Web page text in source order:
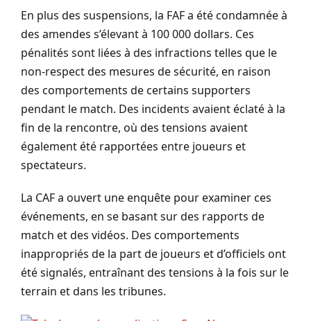
En plus des suspensions, la FAF a été condamnée à
des amendes s’élevant à 100 000 dollars. Ces
pénalités sont liées à des infractions telles que le
non-respect des mesures de sécurité, en raison
des comportements de certains supporters
pendant le match. Des incidents avaient éclaté à la
fin de la rencontre, où des tensions avaient
également été rapportées entre joueurs et
spectateurs.
La CAF a ouvert une enquête pour examiner ces
événements, en se basant sur des rapports de
match et des vidéos. Des comportements
inappropriés de la part de joueurs et d’officiels ont
été signalés, entraînant des tensions à la fois sur le
terrain et dans les tribunes.